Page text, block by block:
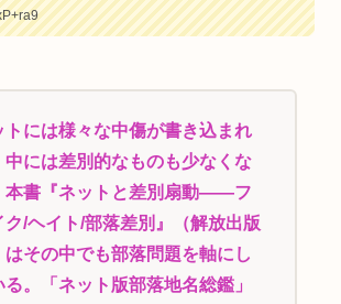
トには様々な中傷が書き込まれ
中には差別的なものも少なくな
本書『ネットと差別扇動――フ
ク/ヘイト/部落差別』（解放出版
はその中でも部落問題を軸にし
る。「ネット版部落地名総鑑」